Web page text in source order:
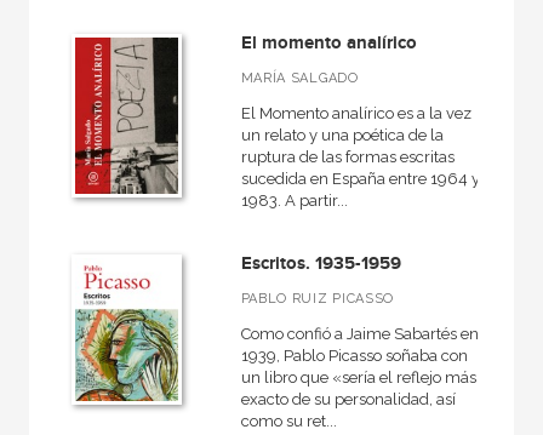
El momento analírico
MARÍA SALGADO
El Momento analírico es a la vez
un relato y una poética de la
ruptura de las formas escritas
sucedida en España entre 1964 y
1983. A partir...
Escritos. 1935-1959
PABLO RUIZ PICASSO
Como confió a Jaime Sabartés en
1939, Pablo Picasso soñaba con
un libro que «sería el reflejo más
exacto de su personalidad, así
como su ret...